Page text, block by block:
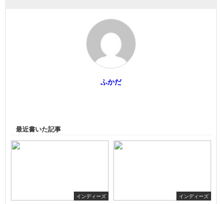
ふかだ
最近書いた記事
インディーズ インディーズ